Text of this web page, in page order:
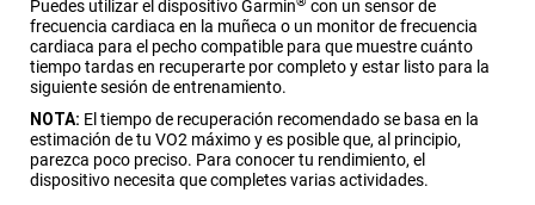
Puedes utilizar el dispositivo Garmin
con un sensor de
frecuencia cardiaca en la muñeca o un monitor de frecuencia
cardiaca para el pecho compatible para que muestre cuánto
tiempo tardas en recuperarte por completo y estar listo para la
siguiente sesión de entrenamiento.
NOTA: El tiempo de recuperación recomendado se basa en la
estimación de tu VO2 máximo y es posible que, al principio,
parezca poco preciso. Para conocer tu rendimiento, el
dispositivo necesita que completes varias actividades.